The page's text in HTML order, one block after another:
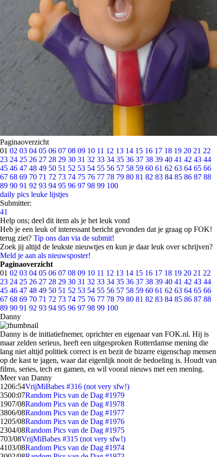
Paginaoverzicht
01 02 03 04 05 06 07 08 09 10 11 12 13 14 15 16 17 18 19 20 21 22
23 24 25 26 27 28 29 30 31 32 33 34 35 36 37 38 39 40 41 42 43 44
45 46 47 48 49 50 51 52 53 54 55 56 57 58 59 60 61 62 63 64 65 66
67 68 69 70 71 72 73 74 75 76 77 78 79 80 81 82 83 84 85 86 87 88
89 90 91 92 93 94 95 96 97 98 99 100
daily pics leuke lijstjes
Submitter:
41
Help ons; deel dit item als je het leuk vond
Heb je een leuk of interessant bericht gevonden dat je graag op FOK!
terug ziet? Tip ons dan via de submit!
Zoek jij altijd de leukste nieuwtjes en kun je daar leuk over schrijven?
Meld je aan als nieuwsposter!
Paginaoverzicht
01 02 03 04 05 06 07 08 09 10 11 12 13 14 15 16 17 18 19 20 21 22
23 24 25 26 27 28 29 30 31 32 33 34 35 36 37 38 39 40 41 42 43 44
45 46 47 48 49 50 51 52 53 54 55 56 57 58 59 60 61 62 63 64 65 66
67 68 69 70 71 72 73 74 75 76 77 78 79 80 81 82 83 84 85 86 87 88
89 90 91 92 93 94 95 96 97 98 99 100
Danny
Danny is de initiatiefnemer, oprichter en eigenaar van FOK.nl. Hij is
maar zelden serieus, heeft een uitgesproken Rotterdamse mening die
lang niet altijd politiek correct is en bezit de bizarre eigenschap mensen
op de kast te jagen, waar dat eigenlijk nooit de bedoeling is. Houdt van
films, series, tech en gamen, en wil vooral nieuws met een mening.
Meer van Danny
1206:54VrijMiBabes #316 (not very sfw!)
3500:07Random Pics van de Dag #1979
1907/08Random Pics van de Dag #1978
3806/08Random Pics van de Dag #1977
1205/08Random Pics van de Dag #1976
2304/08Random Pics van de Dag #1975
703/08VrijMiBabes #315 (not very sfw!)
4103/08Random Pics van de Dag #1974